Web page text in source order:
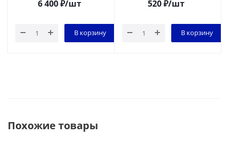
6 400₽/шт
В корзину
520₽/шт
В корзину
Похожие товары